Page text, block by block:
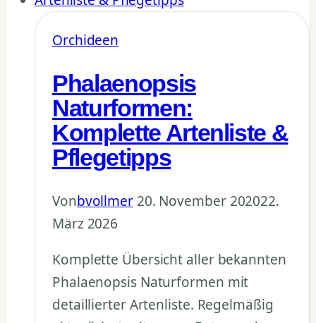
Tipps
Orchideen
Phalaenopsis
Naturformen:
Komplette Artenliste &
Pflegetipps
Vonbvollmer 20. November 202022.
März 2026
Komplette Übersicht aller bekannten
Phalaenopsis Naturformen mit
detaillierter Artenliste. Regelmäßig